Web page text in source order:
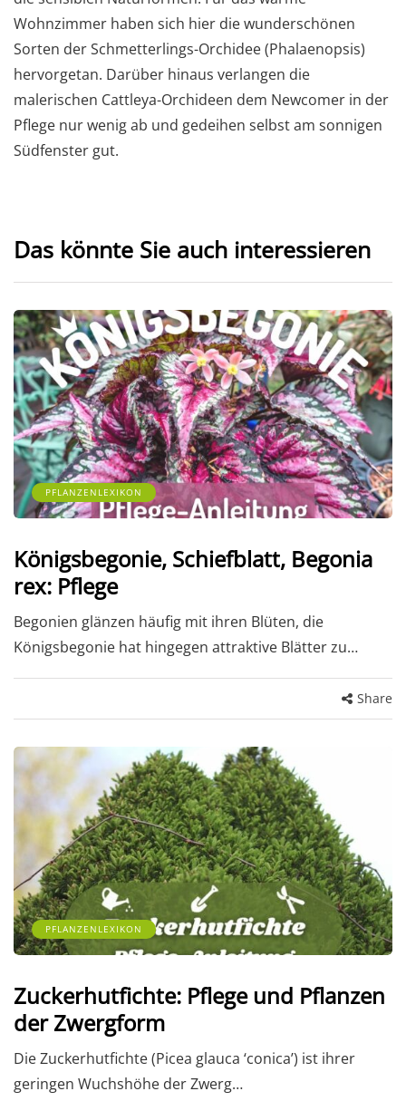
Wohnzimmer haben sich hier die wunderschönen
Sorten der Schmetterlings-Orchidee (Phalaenopsis)
hervorgetan. Darüber hinaus verlangen die
malerischen Cattleya-Orchideen dem Newcomer in der
Pflege nur wenig ab und gedeihen selbst am sonnigen
Südfenster gut.
Das könnte Sie auch interessieren
PFLANZENLEXIKON
Königsbegonie, Schiefblatt, Begonia
rex: Pflege
Begonien glänzen häufig mit ihren Blüten, die
Königsbegonie hat hingegen attraktive Blätter zu…
Share
PFLANZENLEXIKON
Zuckerhutfichte: Pflege und Pflanzen
der Zwergform
Die Zuckerhutfichte (Picea glauca ‘conica’) ist ihrer
geringen Wuchshöhe der Zwerg…